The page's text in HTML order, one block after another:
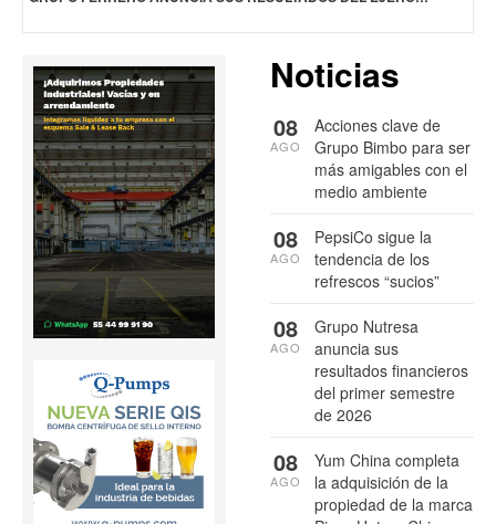
Noticias
Acciones clave de
Grupo Bimbo para ser
más amigables con el
medio ambiente
08
AGO
PepsiCo sigue la
tendencia de los
refrescos “sucios”
08
AGO
Grupo Nutresa
anuncia sus
resultados financieros
del primer semestre
de 2026
08
AGO
Yum China completa
la adquisición de la
propiedad de la marca
08
AGO